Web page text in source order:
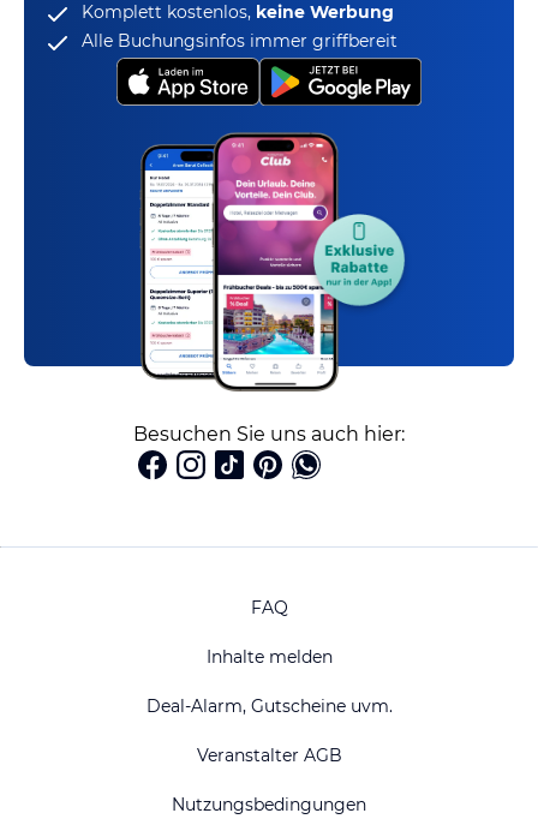
Komplett kostenlos, keine Werbung
Alle Buchungsinfos immer griffbereit
Besuchen Sie uns auch hier:
FAQ
Inhalte melden
Deal-Alarm, Gutscheine uvm.
Veranstalter AGB
Nutzungsbedingungen